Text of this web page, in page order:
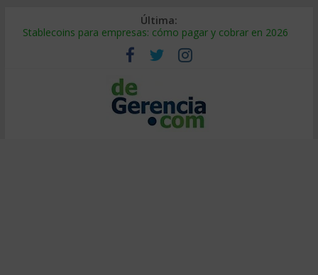
Última:
Stablecoins para empresas: cómo pagar y cobrar en 2026
Despido silencioso: qué es y por qué sale tan caro
IA en selección de personal: cómo auditarla a tiempo
Trabajo forzoso en la cadena de suministro: qué hacer
Mercado hispano de EE. UU.: cómo segmentarlo y venderle